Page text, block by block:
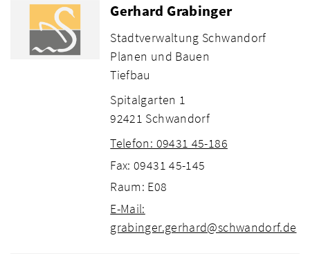
Gerhard Grabinger
Stadtverwaltung Schwandorf
Planen und Bauen
Tiefbau
Spitalgarten 1
92421 Schwandorf
Telefon: 09431 45-186
Fax: 09431 45-145
Raum: E08
E-Mail:
grabinger.gerhard@schwandorf.de